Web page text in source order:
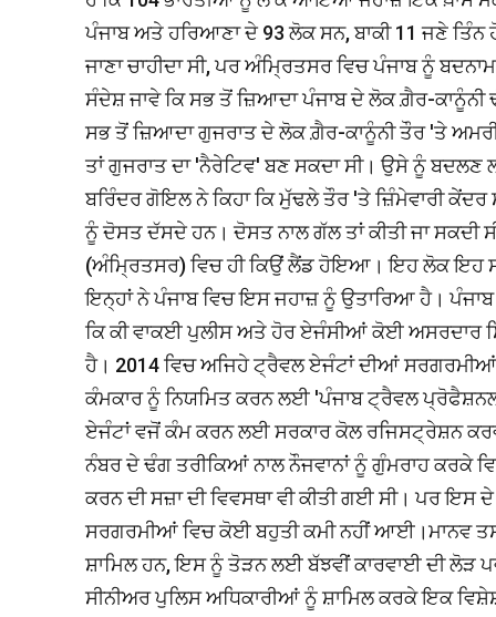
ਪੰਜਾਬ ਅਤੇ ਹਰਿਆਣਾ ਦੇ 93 ਲੋਕ ਸਨ, ਬਾਕੀ 11 ਜਣੇ
ਜਾਣਾ ਚਾਹੀਦਾ ਸੀ, ਪਰ ਅੰਮ੍ਰਿਤਸਰ ਵਿਚ ਪੰਜਾਬ ਨੂੰ
ਸੰਦੇਸ਼ ਜਾਵੇ ਕਿ ਸਭ ਤੋਂ ਜ਼ਿਆਦਾ ਪੰਜਾਬ ਦੇ ਲੋਕ ਗ਼ੈਰ-
ਸਭ ਤੋਂ ਜ਼ਿਆਦਾ ਗੁਜਰਾਤ ਦੇ ਲੋਕ ਗ਼ੈਰ-ਕਾਨੂੰਨੀ ਤੌਰ 'ਤੇ
ਤਾਂ ਗੁਜਰਾਤ ਦਾ 'ਨੈਰੇਟਿਵ' ਬਣ ਸਕਦਾ ਸੀ। ਉਸੇ ਨੂੰ
ਬਰਿੰਦਰ ਗੋਇਲ ਨੇ ਕਿਹਾ ਕਿ ਮੁੱਢਲੇ ਤੌਰ 'ਤੇ ਜ਼ਿੰਮੇਵਾਰੀ
ਨੂੰ ਦੋਸਤ ਦੱਸਦੇ ਹਨ। ਦੋਸਤ ਨਾਲ ਗੱਲ ਤਾਂ ਕੀਤੀ ਜਾ ਸਕਦੀ
(ਅੰਮ੍ਰਿਤਸਰ) ਵਿਚ ਹੀ ਕਿਉਂ ਲੈਂਡ ਹੋਇਆ। ਇਹ ਲੋਕ ਇਹ
ਇਨ੍ਹਾਂ ਨੇ ਪੰਜਾਬ ਵਿਚ ਇਸ ਜਹਾਜ਼ ਨੂੰ ਉਤਾਰਿਆ ਹੈ।
ਕਿ ਕੀ ਵਾਕਈ ਪੁਲੀਸ ਅਤੇ ਹੋਰ ਏਜੰਸੀਆਂ ਕੋਈ ਅਸਰਦਾਰ
ਹੈ। 2014 ਵਿਚ ਅਜਿਹੇ ਟ੍ਰੈਵਲ ਏਜੰਟਾਂ ਦੀਆਂ
ਕੰਮਕਾਰ ਨੂੰ ਨਿਯਮਿਤ ਕਰਨ ਲਈ 'ਪੰਜਾਬ ਟ੍ਰੈਵਲ
ਏਜੰਟਾਂ ਵਜੋਂ ਕੰਮ ਕਰਨ ਲਈ ਸਰਕਾਰ ਕੋਲ ਰਜਿਸਟ੍ਰੇਸ਼ਨ
ਨੰਬਰ ਦੇ ਢੰਗ ਤਰੀਕਿਆਂ ਨਾਲ ਨੌਜਵਾਨਾਂ ਨੂੰ ਗੁੰਮਰਾਹ ਕਰਕੇ
ਕਰਨ ਦੀ ਸਜ਼ਾ ਦੀ ਵਿਵਸਥਾ ਵੀ ਕੀਤੀ ਗਈ ਸੀ। ਪਰ ਇਸ
ਸਰਗਰਮੀਆਂ ਵਿਚ ਕੋਈ ਬਹੁਤੀ ਕਮੀ ਨਹੀਂ ਆਈ।ਮਾਨਵ
ਸ਼ਾਮਿਲ ਹਨ, ਇਸ ਨੂੰ ਤੋੜਨ ਲਈ ਬੱਝਵੀਂ ਕਾਰਵਾਈ ਦੀ ਲੋੜ
ਸੀਨੀਅਰ ਪੁਲਿਸ ਅਧਿਕਾਰੀਆਂ ਨੂੰ ਸ਼ਾਮਿਲ ਕਰਕੇ ਇਕ